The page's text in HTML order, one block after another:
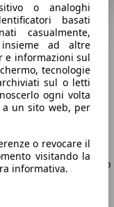
o analoghi
basati
casualmente,
ad altre
e informazioni sul
tecnologie
sul o letti
ogni volta
a un sito web, per
o revocare il
visitando la
informativa.
è una delle più
della Agera
CCX, la prima auto
il nome
e lo stile a